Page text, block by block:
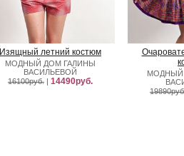
Изящный летний костюм
МОДНЫЙ ДОМ ГАЛИНЫ
ВАСИЛЬЕВОЙ
16100руб. | 14490руб.
МОДНЫЙ